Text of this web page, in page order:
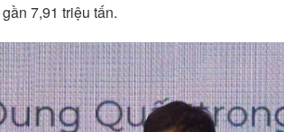
7,91 triệu tấn.